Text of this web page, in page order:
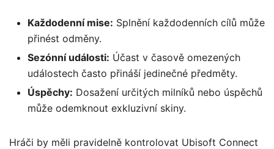
Každodenní mise: Splnění každodenních cílů může
přinést odměny.
Sezónní události: Účast v časově omezených
událostech často přináší jedinečné předměty.
Úspěchy: Dosažení určitých milníků nebo úspěchů
může odemknout exkluzivní skiny.
Hráči by měli pravidelně kontrolovat Ubisoft Connect